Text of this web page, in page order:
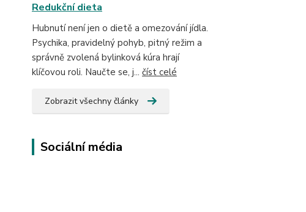
Redukční dieta
Hubnutí není jen o dietě a omezování jídla.
Psychika, pravidelný pohyb, pitný režim a
správně zvolená bylinková kúra hrají
klíčovou roli. Naučte se, j... číst celé
Zobrazit všechny články
Sociální média